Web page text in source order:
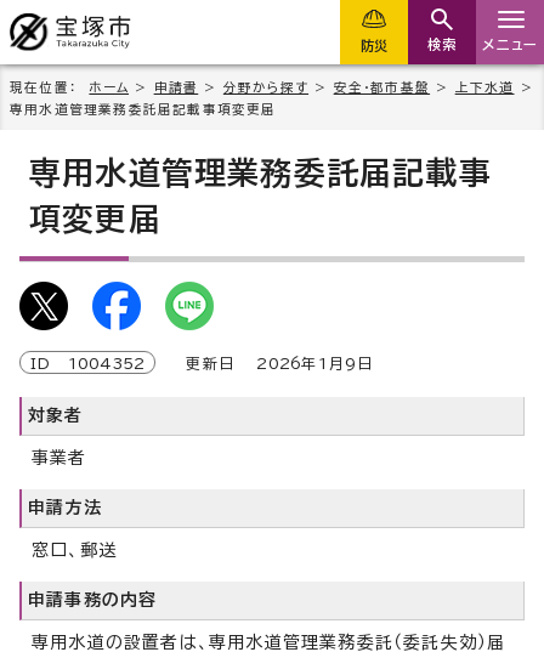
防災 検索 メニュー
現在位置： ホーム > 申請書 > 分野から探す > 安全・都市基盤 > 上下水道
>
専用水道管理業務委託届記載事項変更届
専用水道管理業務委託届記載事
項変更届
ID 1004352 更新日 2026年1月9日
対象者
事業者
申請方法
窓口、郵送
申請事務の内容
専用水道の設置者は、専用水道管理業務委託（委託失効）届